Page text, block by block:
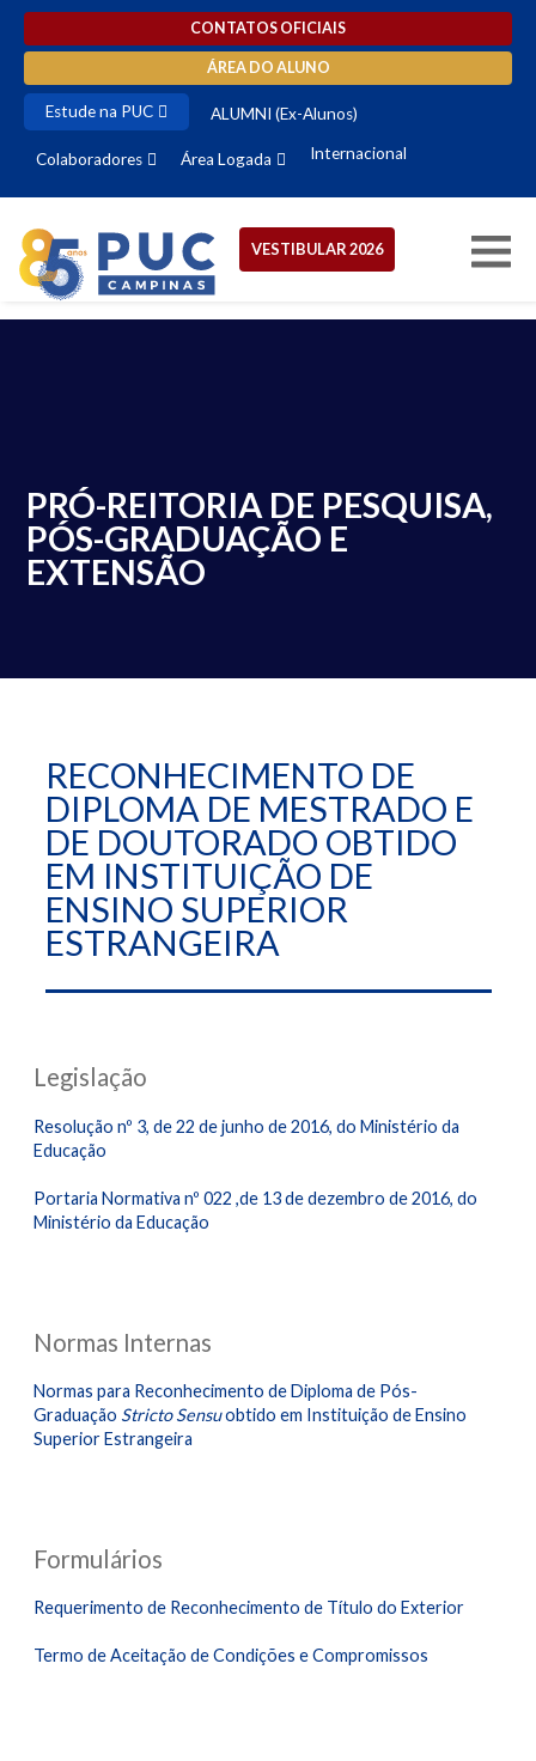
CONTATOS OFICIAIS
ÁREA DO ALUNO
Estude na PUC ALUMNI (Ex-Alunos)
Colaboradores Área Logada Internacional
VESTIBULAR 2026
PRÓ-REITORIA DE PESQUISA,
PÓS-GRADUAÇÃO E
EXTENSÃO
RECONHECIMENTO DE
DIPLOMA DE MESTRADO E
DE DOUTORADO OBTIDO
EM INSTITUIÇÃO DE
ENSINO SUPERIOR
ESTRANGEIRA
Legislação
Resolução nº 3, de 22 de junho de 2016, do Ministério da
Educação
Portaria Normativa nº 022 ,de 13 de dezembro de 2016, do
Ministério da Educação
Normas Internas
Normas para Reconhecimento de Diploma de Pós-
Graduação Stricto Sensuobtido em Instituição de Ensino
Superior Estrangeira
Formulários
Requerimento de Reconhecimento de Título do Exterior
Termo de Aceitação de Condições e Compromissos